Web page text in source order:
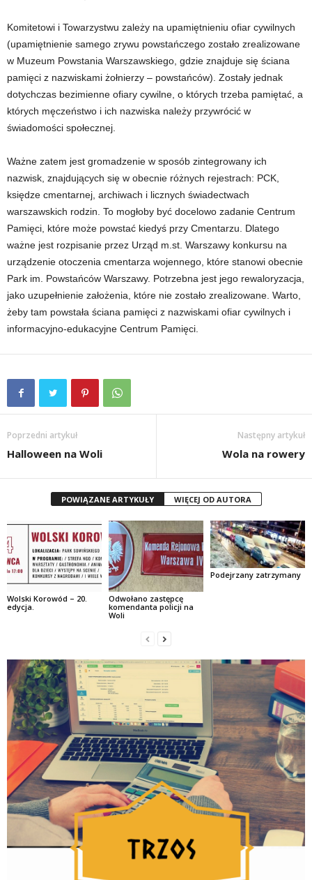
Komitetowi i Towarzystwu zależy na upamiętnieniu ofiar cywilnych
(upamiętnienie samego zrywu powstańczego zostało zrealizowane
w Muzeum Powstania Warszawskiego, gdzie znajduje się ściana
pamięci z nazwiskami żołnierzy – powstańców). Zostały jednak
dotychczas bezimienne ofiary cywilne, o których trzeba pamiętać, a
których męczeństwo i ich nazwiska należy przywrócić w
świadomości społecznej.
Ważne zatem jest gromadzenie w sposób zintegrowany ich
nazwisk, znajdujących się w obecnie różnych rejestrach: PCK,
księdze cmentarnej, archiwach i licznych świadectwach
warszawskich rodzin. To mogłoby być docelowo zadanie Centrum
Pamięci, które może powstać kiedyś przy Cmentarzu. Dlatego
ważne jest rozpisanie przez Urząd m.st. Warszawy konkursu na
urządzenie otoczenia cmentarza wojennego, które stanowi obecnie
Park im. Powstańców Warszawy. Potrzebna jest jego rewaloryzacja,
jako uzupełnienie założenia, które nie zostało zrealizowane. Warto,
żeby tam powstała ściana pamięci z nazwiskami ofiar cywilnych i
informacyjno-edukacyjne Centrum Pamięci.
Poprzedni artykuł
Halloween na Woli
Następny artykuł
Wola na rowery
POWIĄZANE ARTYKUŁY WIĘCEJ OD AUTORA
Wolski Korowód – 20.
edycja.
Odwołano zastępcę
komendanta policji na
Woli
Podejrzany zatrzymany